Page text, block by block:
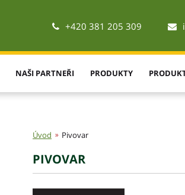
+420 381 205 309
NAŠI PARTNEŘI PRODUKTY
Úvod Pivovar
PIVOVAR